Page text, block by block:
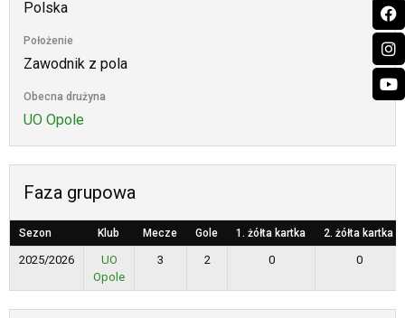
Polska
Położenie
Zawodnik z pola
Obecna drużyna
UO Opole
Faza grupowa
Sezon Klub Mecze Gole 1. żółta kartka 2. żółta kartka
2025/2026
UO
Opole
3 2 0 0